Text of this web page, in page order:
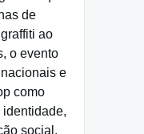
de
ao
o evento
e
como
identidade,
social.